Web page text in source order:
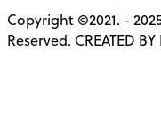
Copyright ©2021. -
Reserved. CREATED